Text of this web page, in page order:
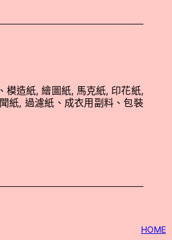
模造紙, 繪圖紙, 馬克紙, 印花紙,
紙, 過濾紙、成衣用副料、包裝
HOME